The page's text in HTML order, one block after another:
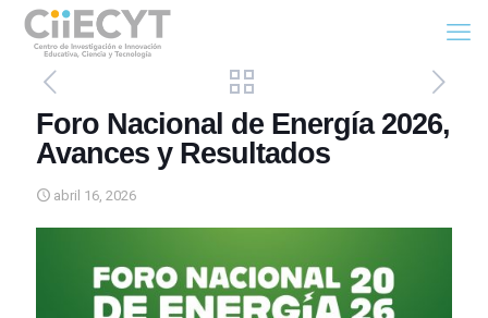
Foro Nacional de Energía 2026,
Avances y Resultados
abril 16, 2026